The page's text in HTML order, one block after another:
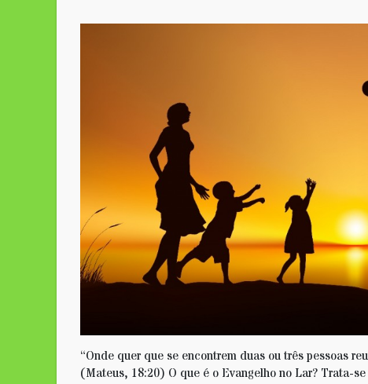
“Onde quer que se encontrem duas ou três pessoas
(Mateus, 18:20) O que é o Evangelho no Lar? Trata-